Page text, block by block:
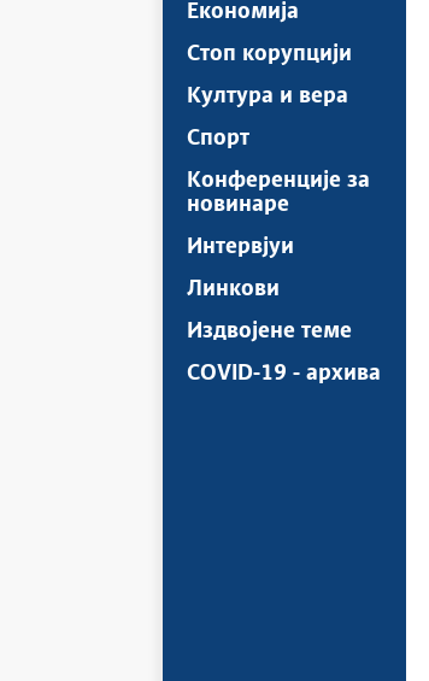
Економија
Стоп корупцији
Култура и вера
Спорт
Конференције за
новинаре
Интервјуи
Линкови
Издвојене теме
COVID-19 - архива